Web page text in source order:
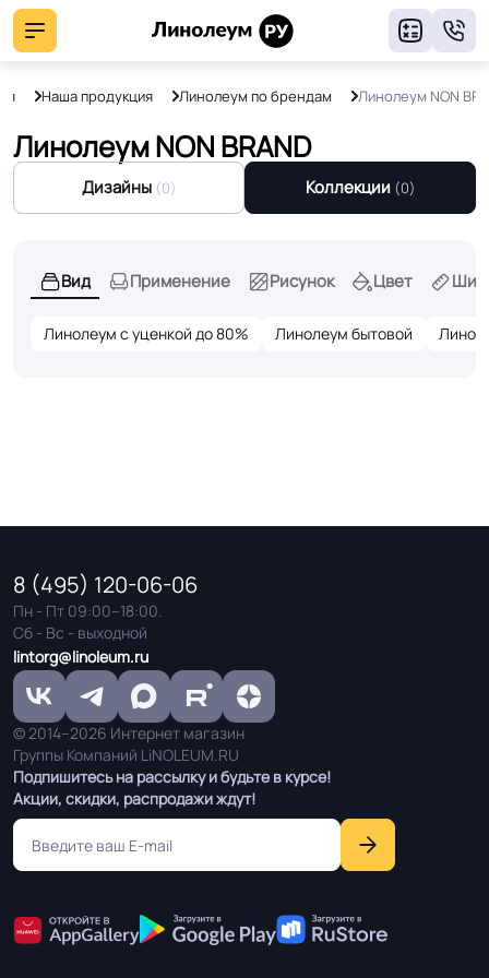
Наша продукция Линолеум по брендам Линолеум NON
Линолеум NON BRAND
Дизайны (0) Коллекции (0)
Вид Применение Рисунок Цвет
Линолеум с уценкой до 80% Линолеум бытовой
Подпишитесь на рассылку и будьте в курсе!
Акции, скидки, распродажи ждут!
8 (495) 120-06-06
Пн - Пт 09:00–18:00.
Сб - Вс - выходной
lintorg@linoleum.ru
© 2014–2026 Интернет магазин
Группы Компаний LiNOLEUM.RU